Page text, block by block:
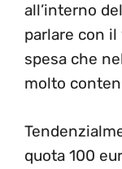
all’interno
parlare con
spesa che
molto
quota 100